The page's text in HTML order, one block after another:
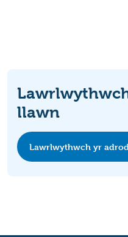
llawn
Lawrlwythwch yr